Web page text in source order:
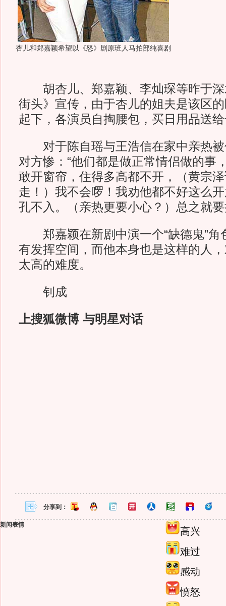
杏儿和郑嘉颖希望以《怒》剧原班人马拍部纯喜剧
胡杏儿、郑嘉颖、李灿琛等昨于深
街头》宣传，由于杏儿的姐夫是该区
起下，各演员自掏腰包，买日用品送
对于陈自瑶与王浩信在家中亲热被
对方惨：“他们都是做正常情侣做的事
敢开窗帘，住得多高都不开，（黄宗
走！）我不会啰！我劝他都不好这么
孔不入。（亲热更要小心？）总之就
郑嘉颖在新剧中演一个“缺德鬼”角
有发挥空间，而他本身也是这样的人
太高的难度。
钊成
上搜狐微博 与明星对话
分享到：
新闻表情
高兴
难过
感动
愤怒